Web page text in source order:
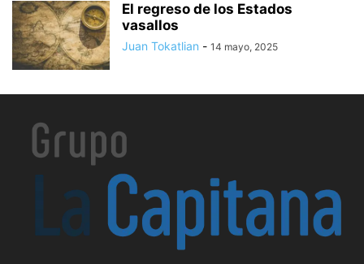
El regreso de los Estados
vasallos
Juan Tokatlian - 14 mayo, 2025